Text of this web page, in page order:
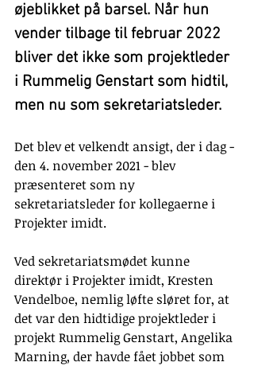
øjeblikket på barsel. Når hun
vender tilbage til februar 2022
bliver det ikke som projektleder
i Rummelig Genstart som hidtil,
men nu som sekretariatsleder.
Det blev et velkendt ansigt, der i dag -
den 4. november 2021 - blev
præsenteret som ny
sekretariatsleder for kollegaerne i
Projekter imidt.
Ved sekretariatsmødet kunne
direktør i Projekter imidt, Kresten
Vendelboe, nemlig løfte sløret for, at
det var den hidtidige projektleder i
projekt Rummelig Genstart, Angelika
Marning, der havde fået jobbet som